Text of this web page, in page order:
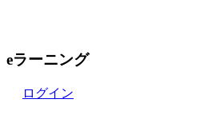
eラーニング
ログイン